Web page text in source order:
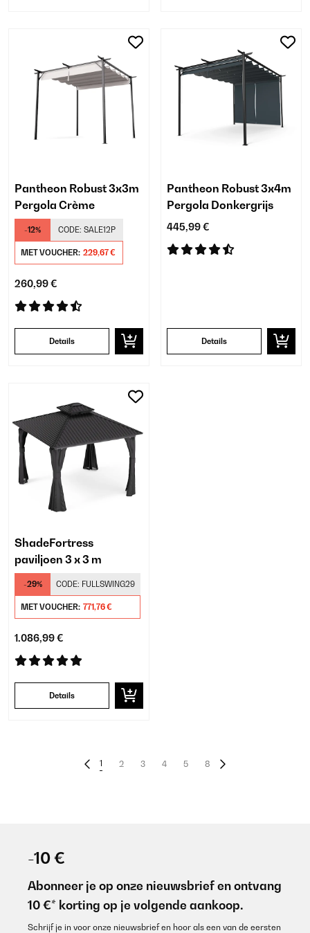
Pantheon Robust 3x3m
Pergola Crème
-12% CODE: SALE12P
MET VOUCHER: 229,67 €
260,99 €
Details
Pantheon Robust 3x4m
Pergola Donkergrijs
445,99 €
Details
ShadeFortress
paviljoen 3 x 3 m
-29% CODE: FULLSWING29
MET VOUCHER: 771,76 €
1.086,99 €
Details
1 2 3 4 5 8
-10 €
Abonneer je op onze nieuwsbrief en ontvang
10 €* korting op je volgende aankoop.
Schrijf je in voor onze nieuwsbrief en hoor als een van de eersten